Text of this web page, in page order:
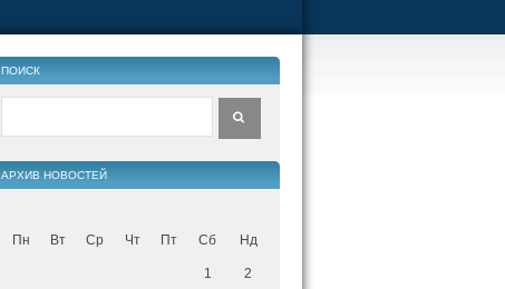
ПОИСК
АРХИВ НОВОСТЕЙ
Пн Вт Ср Чт Пт Сб Нд
1 2